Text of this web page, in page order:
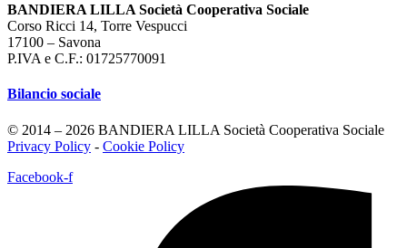
BANDIERA LILLA Società Cooperativa Sociale
Corso Ricci 14, Torre Vespucci
17100 – Savona
P.IVA e C.F.: 01725770091
Bilancio sociale
© 2014 – 2026 BANDIERA LILLA Società Cooperativa Sociale
Privacy Policy - Cookie Policy
Facebook-f